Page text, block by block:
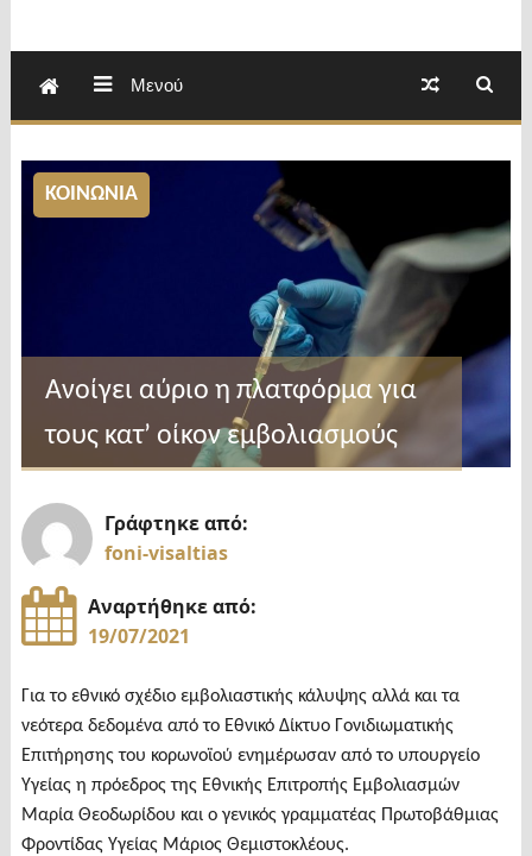
Μενού
ΚΟΙΝΩΝΙΑ
Ανοίγει αύριο η πλατφόρμα για
τους κατ’ οίκον εμβολιασμούς
Γράφτηκε από:
foni-visaltias
Αναρτήθηκε από:
19/07/2021
Για το εθνικό σχέδιο εμβολιαστικής κάλυψης αλλά και τα
νεότερα δεδομένα από το Εθνικό Δίκτυο Γονιδιωματικής
Επιτήρησης του κορωνοϊού ενημέρωσαν από το υπουργείο
Υγείας η πρόεδρος της Εθνικής Επιτροπής Εμβολιασμών
Μαρία Θεοδωρίδου και ο γενικός γραμματέας Πρωτοβάθμιας
Φροντίδας Υγείας Μάριος Θεμιστοκλέους.